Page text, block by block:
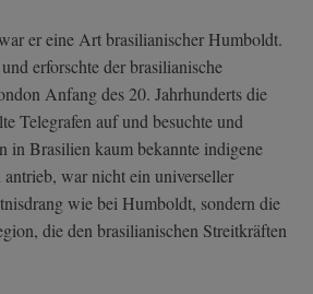
er eine Art brasilianischer Humboldt.
erforschte der brasilianische
Anfang des 20. Jahrhunderts die
Telegrafen auf und besuchte und
in Brasilien kaum bekannte indigene
war nicht ein universeller
wie bei Humboldt, sondern die
die den brasilianischen Streitkräften